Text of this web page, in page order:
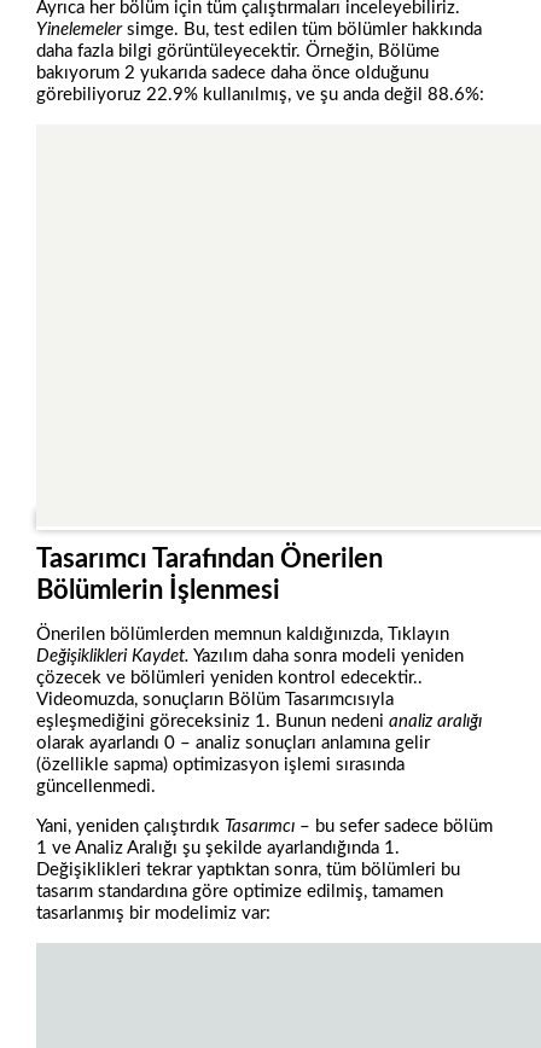
Ayrıca her bölüm için tüm çalıştırmaları inceleyebiliriz.
Yinelemeler simge. Bu, test edilen tüm bölümler hakkında
daha fazla bilgi görüntüleyecektir. Örneğin, Bölüme
bakıyorum 2 yukarıda sadece daha önce olduğunu
görebiliyoruz 22.9% kullanılmış, ve şu anda değil 88.6%:
Tasarımcı Tarafından Önerilen
Bölümlerin İşlenmesi
Önerilen bölümlerden memnun kaldığınızda, Tıklayın
Değişiklikleri Kaydet. Yazılım daha sonra modeli yeniden
çözecek ve bölümleri yeniden kontrol edecektir..
Videomuzda, sonuçların Bölüm Tasarımcısıyla
eşleşmediğini göreceksiniz 1. Bunun nedeni analiz aralığı
olarak ayarlandı 0 – analiz sonuçları anlamına gelir
(özellikle sapma) optimizasyon işlemi sırasında
güncellenmedi.
Yani, yeniden çalıştırdık Tasarımcı – bu sefer sadece bölüm
1 ve Analiz Aralığı şu şekilde ayarlandığında 1.
Değişiklikleri tekrar yaptıktan sonra, tüm bölümleri bu
tasarım standardına göre optimize edilmiş, tamamen
tasarlanmış bir modelimiz var: